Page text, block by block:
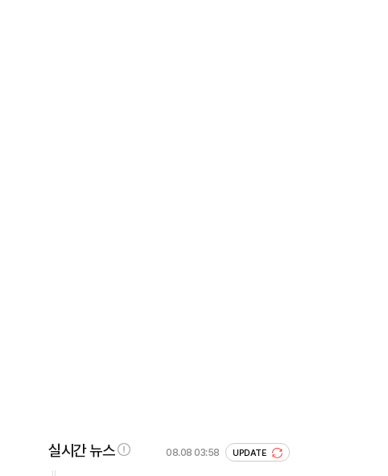
실시간 뉴스 08.08 03:58 UPDATE